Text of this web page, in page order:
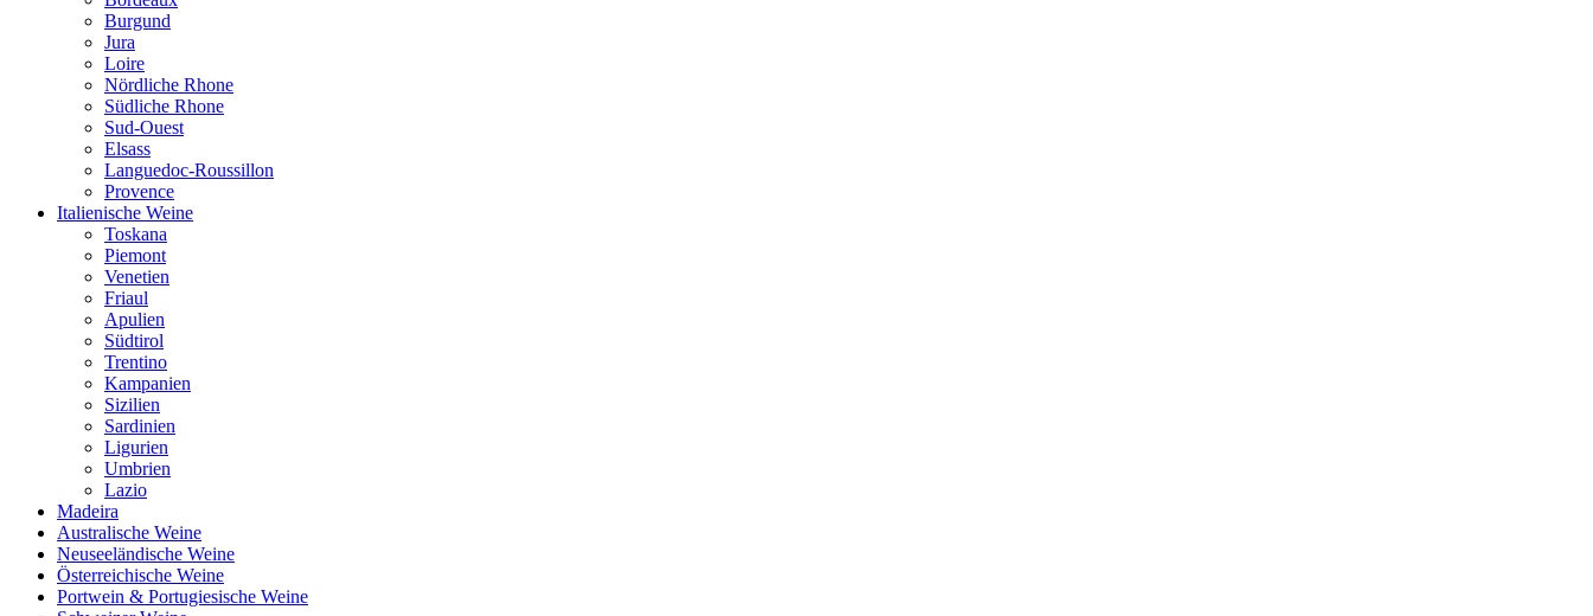
Burgund
Jura
Loire
Nördliche Rhone
Südliche Rhone
Sud-Ouest
Elsass
Languedoc-Roussillon
Provence
Italienische Weine
Toskana
Piemont
Venetien
Friaul
Apulien
Südtirol
Trentino
Kampanien
Sizilien
Sardinien
Ligurien
Umbrien
Lazio
Madeira
Australische Weine
Neuseeländische Weine
Österreichische Weine
Portwein & Portugiesische Weine